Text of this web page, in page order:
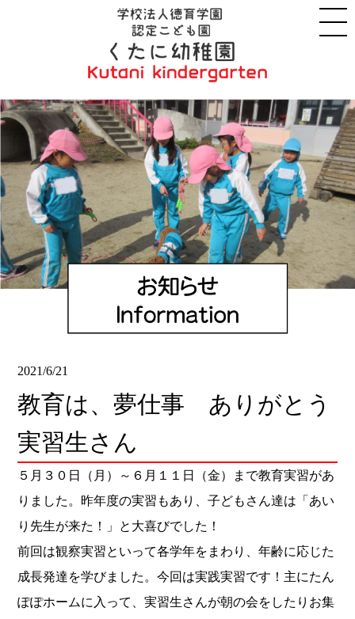
2021/6/21
教育は、夢仕事 ありがとう
実習生さん
５月３０日（月）～６月１１日（金）まで教育実習があ
りました。昨年度の実習もあり、子どもさん達は「あい
り先生が来た！」と大喜びでした！
前回は観察実習といって各学年をまわり、年齢に応じた
成長発達を学びました。今回は実践実習です！主にたん
ぽぽホームに入って、実習生さんが朝の会をしたりお集